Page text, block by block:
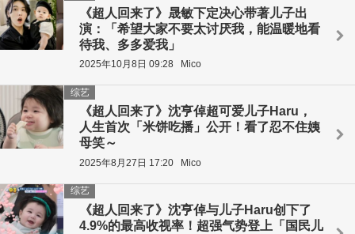
《超人回来了》晟敏下定决心带著儿子出
演：「希望大家不要太讨厌我，能温暖地看
待我、多多爱我」
2025年10月8日 09:28 Mico
《超人回来了》沈亨倬超可爱儿子Haru，
人生首次「米饼吃播」公开！看了忍不住姨
母笑～
综艺
2025年8月27日 17:20 Mico
《超人回来了》沈亨倬与儿子Haru创下了
4.9%的最高收视率！超强气势登上「国民儿
综艺